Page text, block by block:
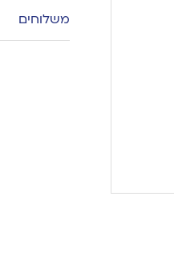
משלוחים